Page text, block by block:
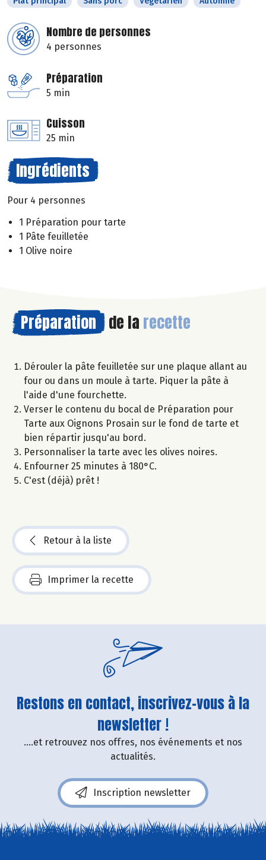
Nombre de personnes
4 personnes
Préparation
5 min
Cuisson
25 min
Ingrédients
Pour 4 personnes
1 Préparation pour tarte
1 Pâte feuilletée
1 Olive noire
Préparation de la recette
Dérouler la pâte feuilletée sur une plaque allant au
four ou dans un moule à tarte. Piquer la pâte à
l'aide d'une fourchette.
Verser le contenu du bocal de Préparation pour
Tarte aux Oignons Prosain sur le fond de tarte et
bien répartir jusqu'au bord.
Personnaliser la tarte avec les olives noires.
Enfourner 25 minutes à 180°C.
C'est (déjà) prêt !
Retour à la liste
Imprimer la recette
Restons en contact, inscrivez-vous à la
newsletter !
....et retrouvez nos offres, nos événements et nos
actualités.
Inscription newsletter